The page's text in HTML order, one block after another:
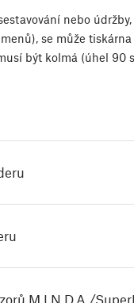
nebo
se může
být kolmá (úhel 90
M.I.N.D.A./